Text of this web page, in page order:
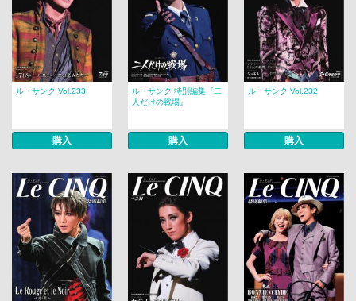
ル・サンク Vol.233
購入
ル・サンク 特別編集『二
人だけの戦場』
購入
ル・サンク Vol.232
購入